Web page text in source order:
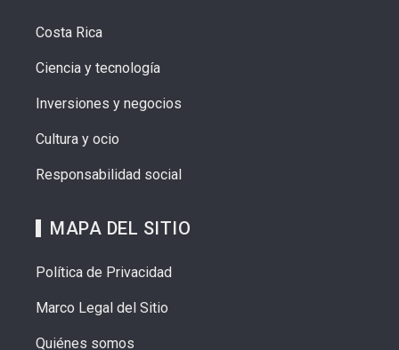
Costa Rica
Ciencia y tecnología
Inversiones y negocios
Cultura y ocio
Responsabilidad social
MAPA DEL SITIO
Política de Privacidad
Marco Legal del Sitio
Quiénes somos